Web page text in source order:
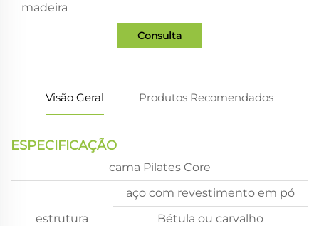
madeira
Consulta
Visão Geral Produtos Recomendados
ESPECIFICAÇÃO
cama Pilates Core
estrutura
aço com revestimento em pó
Bétula ou carvalho